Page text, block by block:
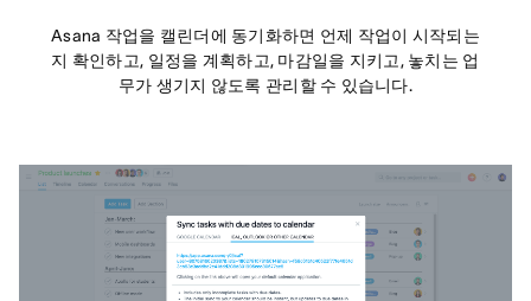
Asana 작업을 캘린더에 동기화하면 언제 작업이 시작되는
지 확인하고, 일정을 계획하고, 마감일을 지키고, 놓치는 업
무가 생기지 않도록 관리할 수 있습니다.